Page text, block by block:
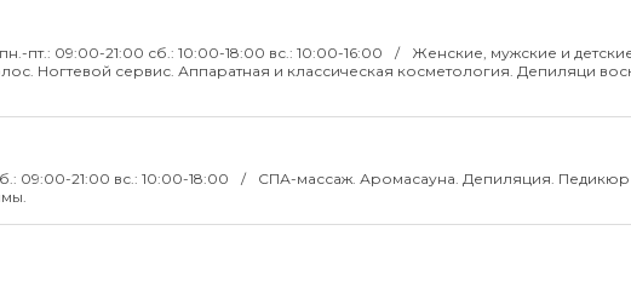
пн.-пт.: 09:00-21:00 сб.: 10:00-18:00 вс.: 10:00-16:00
Женские, мужские и
Ногтевой сервис. Аппаратная и классическая косметология. Депиляци
09:00-21:00 вс.: 10:00-18:00
СПА-массаж. Аромасауна. Депиляция.